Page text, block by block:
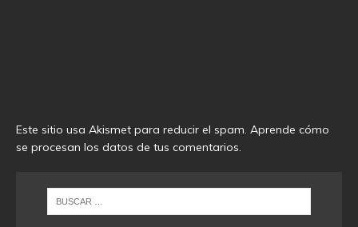
Este sitio usa Akismet para reducir el spam. Aprende cómo
se procesan los datos de tus comentarios.